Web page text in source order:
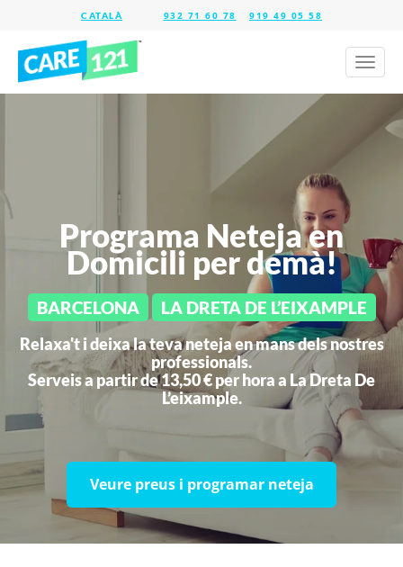
932 71 60 78 919 49 05 58
Toggle
Programa Neteja en
Domicili per demà!
BARCELONA LA DRETA DE L’EIXAMPLE
Relaxa't i deixa la teva neteja en mans dels nostres
professionals.
Serveis a partir de 13,50 € per hora a La Dreta De
L’eixample.
Veure preus i programar neteja